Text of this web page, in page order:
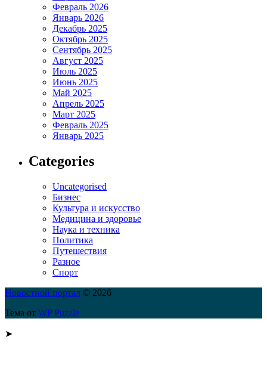
Февраль 2026
Январь 2026
Декабрь 2025
Октябрь 2025
Сентябрь 2025
Август 2025
Июль 2025
Июнь 2025
Май 2025
Апрель 2025
Март 2025
Февраль 2025
Январь 2025
Categories
Uncategorised
Бизнес
Культура и искусство
Медицина и здоровье
Наука и техника
Политика
Путешествия
Разное
Спорт
Новостной портал © 2026
Тема от WP Puzzle
➤